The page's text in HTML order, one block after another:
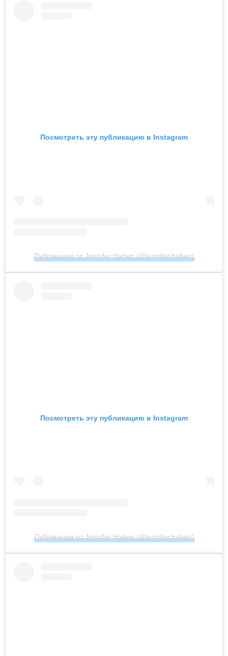
Посмотреть эту публикацию в Instagram
Публикация от Jennifer Haben (@jennifer.haben)
Посмотреть эту публикацию в Instagram
Публикация от Jennifer Haben (@jennifer.haben)